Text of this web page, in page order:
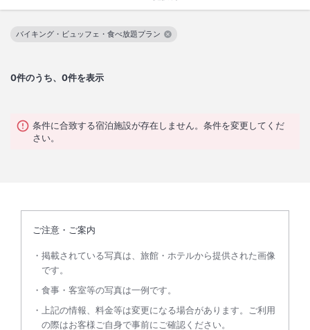
0件のうち、0件を表示
バイキング・ビュッフェ・食べ放題プラン
この絞り込み条件を解除
条件に合致する宿泊施設が存在しません。条件を変更してくだ
さい。
ご注意・ご案内
掲載されている写真は、旅館・ホテルから提供された画像
です。
食事・客室等の写真は一例です。
上記の情報、料金等は変更になる場合があります。ご利用
の際はお客様ご自身で事前にご確認ください。